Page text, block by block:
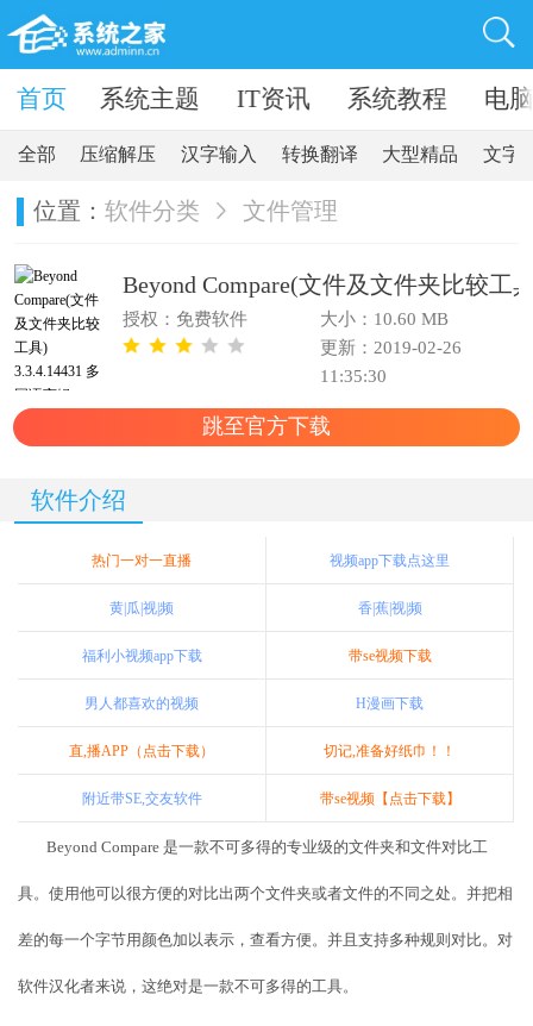
软件 系统主题 IT资讯 系统教程 电
首页
全部 压缩解压 汉字输入 转换翻译 大型精品 文字
位置： 软件分类 文件管理
Beyond Compare(文件及文件夹比较工
授权：免费软件
大小：10.60 MB
更新：2019-02-26
11:35:30
跳至官方下载
软件介绍
热门一对一直播 视频app下载点这里
黄|瓜|视|频 香|蕉|视|频
福利小视频app下载 带se视频下载
男人都喜欢的视频 H漫画下载
直,播APP（点击下载） 切记,准备好纸巾！！
附近带SE,交友软件 带se视频【点击下载】
Beyond Compare 是一款不可多得的专业级的文件夹和文件对比工
具。使用他可以很方便的对比出两个文件夹或者文件的不同之处。并把相
差的每一个字节用颜色加以表示，查看方便。并且支持多种规则对比。对
软件汉化者来说，这绝对是一款不可多得的工具。